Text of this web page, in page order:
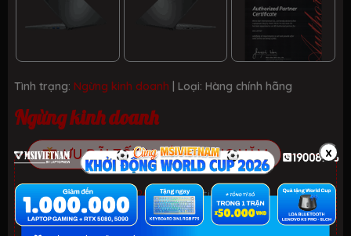
Tình trạng: Ngừng kinh doanh | Loại: Hàng chính hãng
Ngừng kinh doanh
ƯU ĐÃI TỐT NHẤT TRONG NĂM
HELLO SUMMER 2026.Xem chi tiết
- Laptop văn phòng. Giảm đến 700K
x